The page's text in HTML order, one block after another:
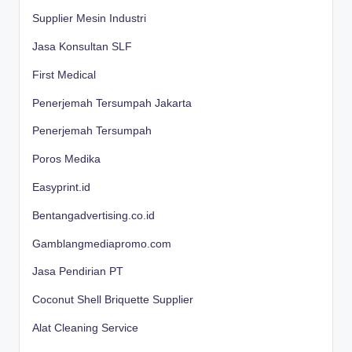
Supplier Mesin Industri
Jasa Konsultan SLF
First Medical
Penerjemah Tersumpah Jakarta
Penerjemah Tersumpah
Poros Medika
Easyprint.id
Bentangadvertising.co.id
Gamblangmediapromo.com
Jasa Pendirian PT
Coconut Shell Briquette Supplier
Alat Cleaning Service